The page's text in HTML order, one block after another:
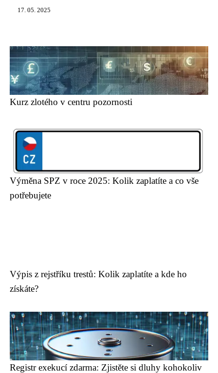
17. 05. 2025
Kurz zlotého v centru pozornosti
Výměna SPZ v roce 2025: Kolik zaplatíte a co vše
potřebujete
Výpis z rejstříku trestů: Kolik zaplatíte a kde ho
získáte?
Registr exekucí zdarma: Zjistěte si dluhy kohokoliv